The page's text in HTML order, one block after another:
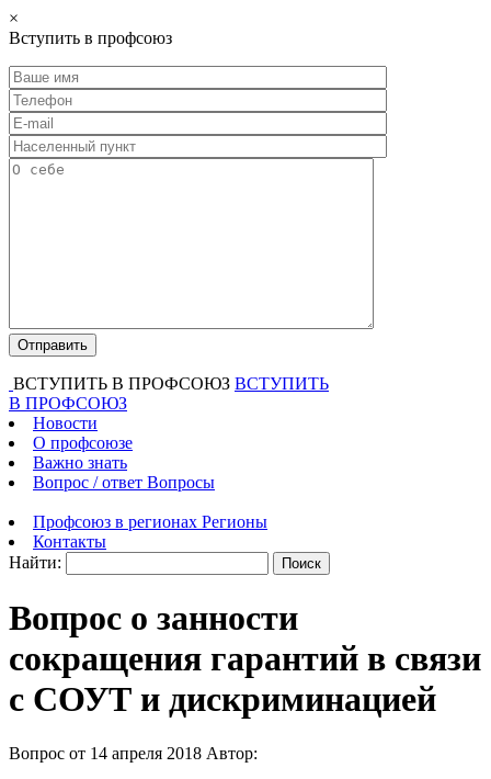
×
Вступить в профсоюз
ВСТУПИТЬ В ПРОФСОЮЗ ВСТУПИТЬ
В ПРОФСОЮЗ
Новости
О профсоюзе
Важно знать
Вопрос / ответ Вопросы
Профсоюз в регионах Регионы
Контакты
Найти:
Вопрос о занности
сокращения гарантий в связи
с СОУТ и дискриминацией
Вопрос от 14 апреля 2018 Автор: